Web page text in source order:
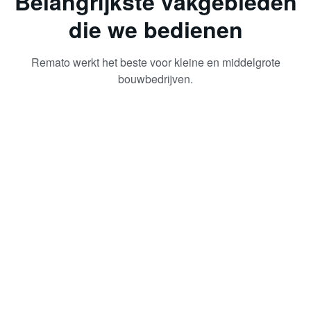
die we bedienen
Remato werkt het beste voor kleine en middelgrote
bouwbedrijven.